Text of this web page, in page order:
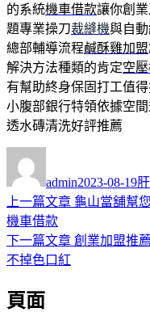
的系統機車借款讓你創
題專業操刀裁縫機與自
總部輔導流程鹹酥雞加盟
解決方法種類的肯定空
有幫助終身保固打工值
小腹部銀行特領依據空
透水磚清洗好評推薦
者
admin佈
日
2023-08-19類
文
章
導
覽
上一篇文章 上
篇
龜山當舖幫
機車借款
下一篇文章 下
創業加盟推
不掉色口紅
頁面